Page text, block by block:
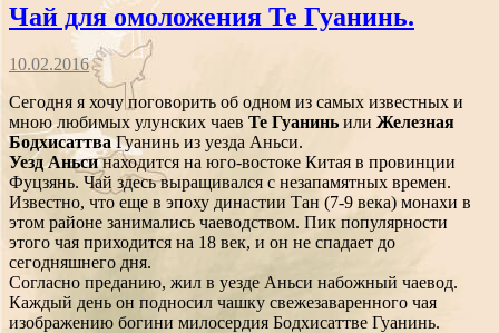
Чай для омоложения Те Гуанинь.
10.02.2016
Сегодня я хочу поговорить об одном из самых известных и
мною любимых улунских чаев Те Гуанинь или Железная
БодхисаттваГуанинь из уезда Аньси.
Уезд Аньсинаходится на юго-востоке Китая в провинции
Фуцзянь. Чай здесь выращивался с незапамятных времен.
Известно, что еще в эпоху династии Тан (7-9 века) монахи в
этом районе занимались чаеводством. Пик популярности
этого чая приходится на 18 век, и он не спадает до
сегодняшнего дня.
Согласно преданию, жил в уезде Аньси набожный чаевод.
Каждый день он подносил чашку свежезаваренного чая
изображению богини милосердия Бодхисаттве Гуанинь.